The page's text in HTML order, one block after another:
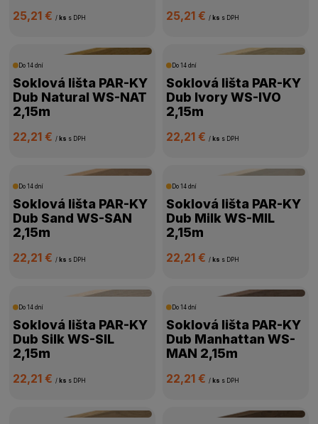
SPÔSOB MONTÁŽE
ROZMER LIŠTY
DOSTUPNOSŤ
25,21 €/ ks s DPH 25,21 € / ks s DPH
Do 14 dní
Soklová lišta PAR-KY
Dub Natural WS-NAT
2,15m
22,21 €/ ks s DPH
Do 14 dní
Soklová lišta PAR-KY
Dub Ivory WS-IVO
2,15m
22,21 € / ks s DPH
Do 14 dní
Soklová lišta PAR-KY
Dub Sand WS-SAN
2,15m
22,21 €/ ks s DPH
Do 14 dní
Soklová lišta PAR-KY
Dub Milk WS-MIL
2,15m
22,21 € / ks s DPH
Do 14 dní
Soklová lišta PAR-KY
Dub Silk WS-SIL
2,15m
22,21 €/ ks s DPH
Do 14 dní
Soklová lišta PAR-KY
Dub Manhattan WS-
MAN 2,15m
22,21 € / ks s DPH